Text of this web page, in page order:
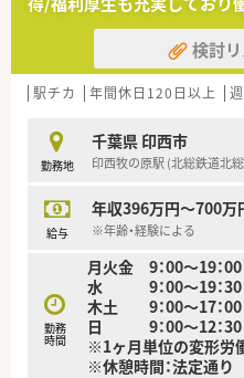
通しの良い環境が自慢です
【勤務実態について】
■週休2.5日制を採用して
と確保できる勤務体系です
選ぶことが可能です。
■夏季休暇は5日間、年末
ている点も魅力です。
【こんな方にオススメ】
■給与と休日の両方を重視
■転勤の心配なく、一つの
ャリアを築きたい方に最適
■経営者との距離が近い、
きたい方にぴったりです。
検討
駅チカ 年間休日120日以上
勤務地
千葉県 印西市
印西牧の原駅 (北総鉄道北
給与
年収396万円～700万
※年齢・経験による
勤務
時間
月火金 9：00～19：00
水 9：00～19：30
木土 9：00～17：
日 9：00～12：30
※1ヶ月単位の変形労
※休憩時間：法定通り